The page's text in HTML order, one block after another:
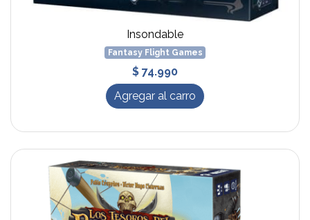
Insondable
Fantasy Flight Games
$ 74.990
Agregar al carro